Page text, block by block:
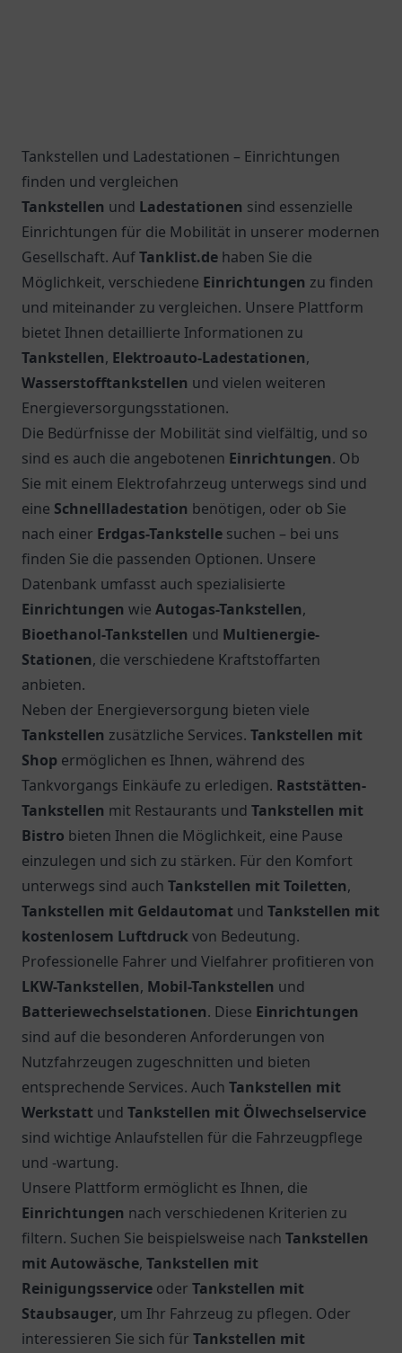
Tankstellen und Ladestationen – Einrichtungen
finden und vergleichen
Tankstellen und Ladestationen sind essenzielle
Einrichtungen für die Mobilität in unserer modernen
Gesellschaft. AufTanklist.de haben Sie die
Möglichkeit, verschiedene Einrichtungen zu finden
und miteinander zu vergleichen. Unsere Plattform
bietet Ihnen detaillierte Informationen zu
Tankstellen, Elektroauto-Ladestationen,
Wasserstofftankstellen und vielen weiteren
Energieversorgungsstationen.
Die Bedürfnisse der Mobilität sind vielfältig, und so
sind es auch die angebotenen Einrichtungen. Ob
Sie mit einem Elektrofahrzeug unterwegs sind und
eine Schnellladestation benötigen, oder ob Sie
nach einer Erdgas-Tankstelle suchen – bei uns
finden Sie die passenden Optionen. Unsere
Datenbank umfasst auch spezialisierte
Einrichtungen wie Autogas-Tankstellen,
Bioethanol-Tankstellen und Multienergie-
Stationen, die verschiedene Kraftstoffarten
anbieten.
Neben der Energieversorgung bieten viele
Tankstellen zusätzliche Services. Tankstellen mit
Shop ermöglichen es Ihnen, während des
Tankvorgangs Einkäufe zu erledigen. Raststätten-
Tankstellen mit Restaurants und Tankstellen mit
Bistro bieten Ihnen die Möglichkeit, eine Pause
einzulegen und sich zu stärken. Für den Komfort
unterwegs sind auch Tankstellen mit Toiletten,
Tankstellen mit Geldautomat und Tankstellen mit
kostenlosem Luftdruckvon Bedeutung.
Professionelle Fahrer und Vielfahrer profitieren von
LKW-Tankstellen, Mobil-Tankstellen und
Batteriewechselstationen. Diese Einrichtungen
sind auf die besonderen Anforderungen von
Nutzfahrzeugen zugeschnitten und bieten
entsprechende Services. Auch Tankstellen mit
Werkstatt und Tankstellen mit Ölwechselservice
sind wichtige Anlaufstellen für die Fahrzeugpflege
und -wartung.
Unsere Plattform ermöglicht es Ihnen, die
Einrichtungen nach verschiedenen Kriterien zu
filtern. Suchen Sie beispielsweise nach Tankstellen
mit Autowäsche, Tankstellen mit
Reinigungsservice oder Tankstellen mit
Staubsauger, um Ihr Fahrzeug zu pflegen. Oder
interessieren Sie sich für Tankstellen mit